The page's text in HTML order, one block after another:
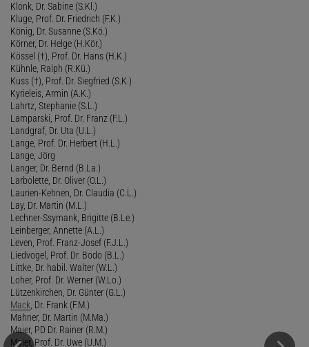
Klonk, Dr. Sabine (S.Kl.)
Kluge, Prof. Dr. Friedrich (F.K.)
König, Dr. Susanne (S.Kö.)
Körner, Dr. Helge (H.Kör.)
Kössel (†), Prof. Dr. Hans (H.K.)
Kühnle, Ralph (R.Kü.)
Kuss (†), Prof. Dr. Siegfried (S.K.)
Kyrieleis, Armin (A.K.)
Lahrtz, Stephanie (S.L.)
Lamparski, Prof. Dr. Franz (F.L.)
Landgraf, Dr. Uta (U.L.)
Lange, Prof. Dr. Herbert (H.L.)
Lange, Jörg
Langer, Dr. Bernd (B.La.)
Larbolette, Dr. Oliver (O.L.)
Laurien-Kehnen, Dr. Claudia (C.L.)
Lay, Dr. Martin (M.L.)
Lechner-Ssymank, Brigitte (B.Le.)
Leinberger, Annette (A.L.)
Leven, Prof. Franz-Josef (F.J.L.)
Liedvogel, Prof. Dr. Bodo (B.L.)
Littke, Dr. habil. Walter (W.L.)
Loher, Prof. Dr. Werner (W.Lo.)
Lützenkirchen, Dr. Günter (G.L.)
Mack , Dr. Frank (F.M.)
Mahner, Dr. Martin (M.Ma.)
Maier, PD Dr. Rainer (R.M.)
Maier, Prof. Dr. Uwe (U.M.)